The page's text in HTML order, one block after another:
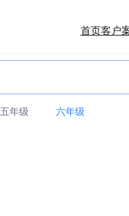
首页客户
五年级 六年级